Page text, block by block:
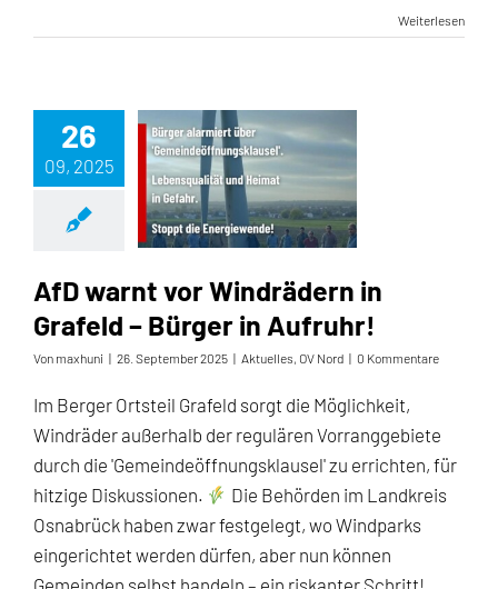
Weiterlesen
26
09, 2025
AfD warnt vor Windrädern in
Grafeld – Bürger in Aufruhr!
Von maxhuni | 26. September 2025 | Aktuelles, OV Nord | 0 Kommentare
Im Berger Ortsteil Grafeld sorgt die Möglichkeit,
Windräder außerhalb der regulären Vorranggebiete
durch die 'Gemeindeöffnungsklausel' zu errichten, für
hitzige Diskussionen.
Die Behörden im Landkreis
Osnabrück haben zwar festgelegt, wo Windparks
eingerichtet werden dürfen, aber nun können
Gemeinden selbst handeln – ein riskanter Schritt!